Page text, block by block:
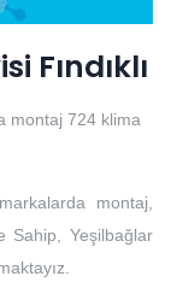
Fındıklı
montaj 724 klima
montaj,
Sahip, Yeşilbağlar